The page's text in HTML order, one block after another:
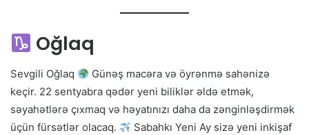
Oğlaq
Sevgili Oğlaq
Günəş macəra və öyrənmə sahənizə
keçir. 22 sentyabra qədər yeni biliklər əldə etmək,
səyahətlərə çıxmaq və həyatınızı daha da zənginləşdirmək
üçün fürsətlər olacaq.
Sabahkı Yeni Ay sizə yeni inkişaf